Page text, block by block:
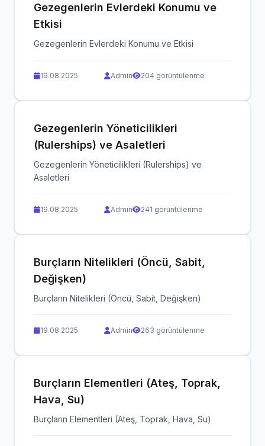
Gezegenlerin Evlerdeki Konumu ve
Etkisi
Gezegenlerin Evlerdeki Konumu ve Etkisi
19.08.2025 Admin 204 görüntülenme
Gezegenlerin Yöneticilikleri
(Rulerships) ve Asaletleri
Gezegenlerin Yöneticilikleri (Rulerships) ve
Asaletleri
19.08.2025 Admin 241 görüntülenme
Burçların Nitelikleri (Öncü, Sabit,
Değişken)
Burçların Nitelikleri (Öncü, Sabit, Değişken)
19.08.2025 Admin 263 görüntülenme
Burçların Elementleri (Ateş, Toprak,
Hava, Su)
Burçların Elementleri (Ateş, Toprak, Hava, Su)